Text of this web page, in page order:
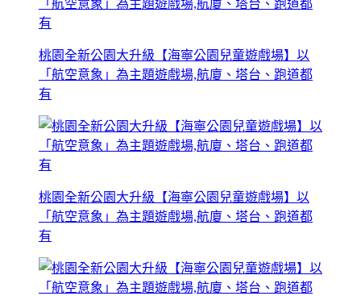
桃園全新公園大升級【海寧公園兒童遊戲場】以
「航空意象」為主題遊戲場,航廈、塔台、跑道都
有
桃園全新公園大升級【海寧公園兒童遊戲場】以
「航空意象」為主題遊戲場,航廈、塔台、跑道都
有